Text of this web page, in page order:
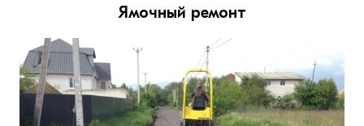
Ямочный ремонт